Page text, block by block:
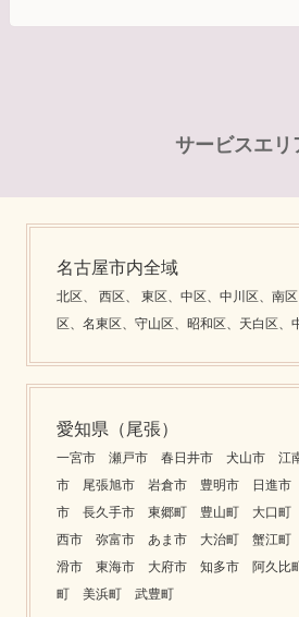
サービスエリ
名古屋市内全域
北区、 西区、 東区、中区、中川区、南
区、名東区、守山区、昭和区、天白区、
愛知県（尾張）
一宮市 瀬戸市 春日井市 犬山市 江
市 尾張旭市 岩倉市 豊明市 日進市
市 長久手市 東郷町 豊山町 大口
西市 弥富市 あま市 大治町 蟹江
滑市 東海市 大府市 知多市 阿久比
町 美浜町 武豊町